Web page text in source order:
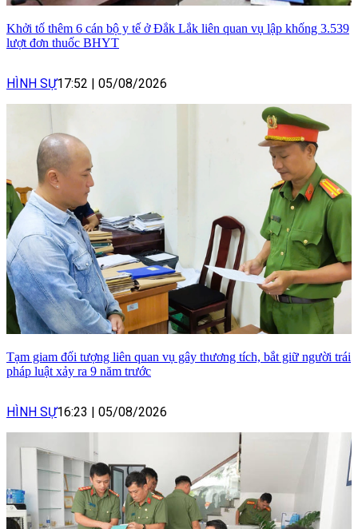
Khởi tố thêm 6 cán bộ y tế ở Đắk Lắk liên quan vụ lập khống 3.539
lượt đơn thuốc BHYT
HÌNH SỰ17:52 | 05/08/2026
Tạm giam đối tượng liên quan vụ gây thương tích, bắt giữ người trái
pháp luật xảy ra 9 năm trước
HÌNH SỰ16:23 | 05/08/2026